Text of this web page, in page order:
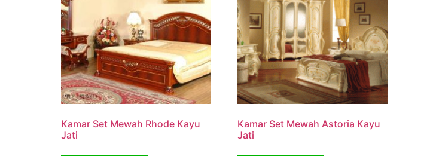
Kamar Set Mewah Rhode Kayu
Jati
Kamar Set Mewah Astoria Kayu
Jati